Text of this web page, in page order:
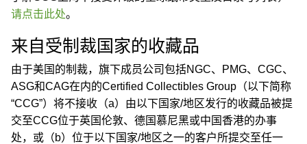
请点击此处。
来自受制裁国家的收藏品
由于美国的制裁，旗下成员公司包括NGC、PMG、CGC、
ASG和CAG在内的Certified Collectibles Group（以下简称
“CCG”）将不接收（a）由以下国家/地区发行的收藏品被提
交至CCG位于英国伦敦、德国慕尼黑或中国香港的办事
处，或（b）位于以下国家/地区之一的客户所提交至任一